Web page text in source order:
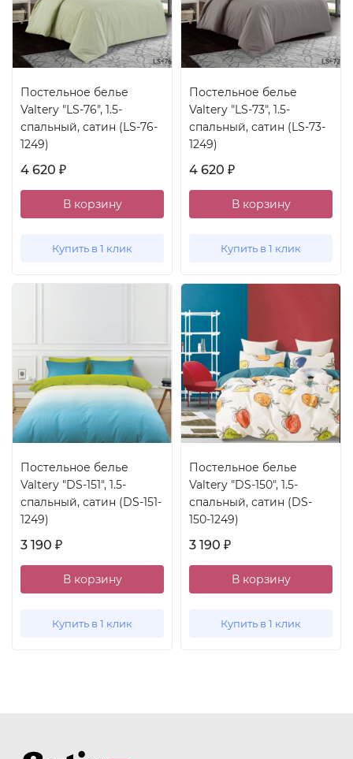
Постельное белье
Valtery "LS-76", 1.5-
спальный, сатин (LS-76-
1249)
4 620 ₽
В корзину
Купить в 1 клик
Постельное белье
Valtery "LS-73", 1.5-
спальный, сатин (LS-73-
1249)
4 620 ₽
В корзину
Купить в 1 клик
Постельное белье
Valtery "DS-151", 1.5-
спальный, сатин (DS-151-
1249)
3 190 ₽
В корзину
Купить в 1 клик
Постельное белье
Valtery "DS-150", 1.5-
спальный, сатин (DS-
150-1249)
3 190 ₽
В корзину
Купить в 1 клик